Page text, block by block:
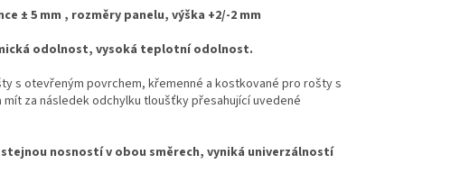
± 5 mm , rozměry panelu, výška +2/-2 mm
odolnost, vysoká teplotní odolnost.
s otevřeným povrchem, křemenné a kostkovanépro roštys
za následek odchylku tloušťky přesahujícíuvedené
nosností v obou směrech, vyniká univerzálností